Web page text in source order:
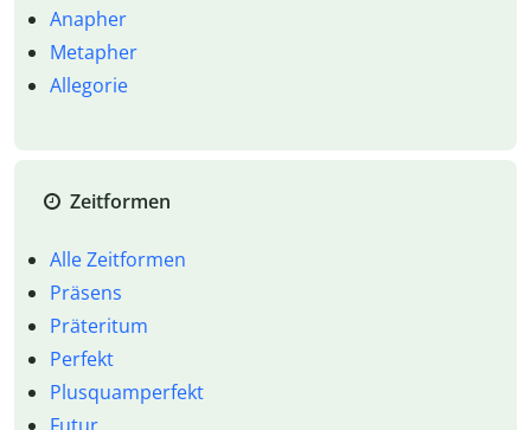
Anapher
Metapher
Allegorie
Zeitformen
Alle Zeitformen
Präsens
Präteritum
Perfekt
Plusquamperfekt
Futur